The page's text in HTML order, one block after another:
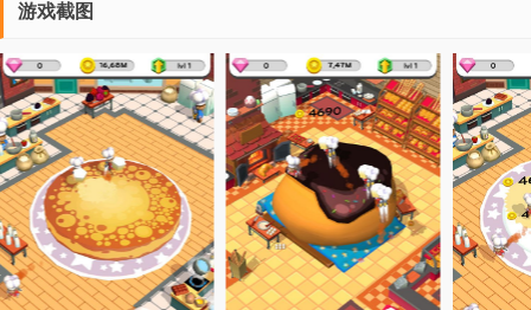
游戏截图